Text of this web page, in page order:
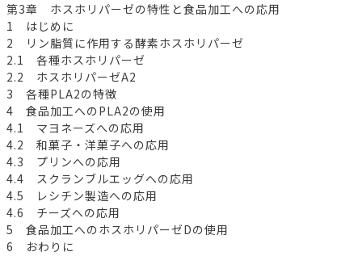
第3章 ホスホリパーゼの特性と食品加工への応用
1 はじめに
2 リン脂質に作用する酵素ホスホリパーゼ
2.1 各種ホスホリパーゼ
2.2 ホスホリパーゼA2
3 各種PLA2の特徴
4 食品加工へのPLA2の使用
4.1 マヨネーズへの応用
4.2 和菓子・洋菓子への応用
4.3 プリンへの応用
4.4 スクランブルエッグへの応用
4.5 レシチン製造への応用
4.6 チーズへの応用
5 食品加工へのホスホリパーゼDの使用
6 おわりに